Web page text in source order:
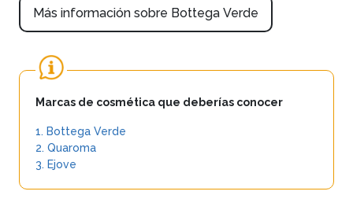
Más información sobre Bottega Verde
Marcas de cosmética que deberías conocer
1. Bottega Verde
2. Quaroma
3. Ejove